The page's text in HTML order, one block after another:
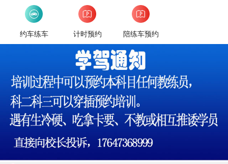
约车练车 计时预约 陪练车预约